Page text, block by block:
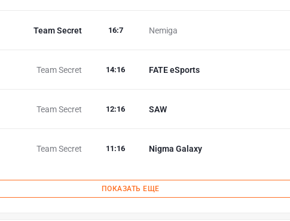
Team Secret Nemiga
16:7
Team Secret FATE eSports
14:16
Team Secret SAW
12:16
Team Secret Nigma Galaxy
11 :16
ПОКАЗАТЬ ЕЩЕ